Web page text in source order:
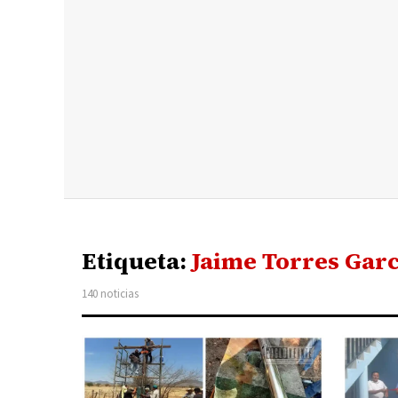
Etiqueta:Jaime Torres
140 noticias